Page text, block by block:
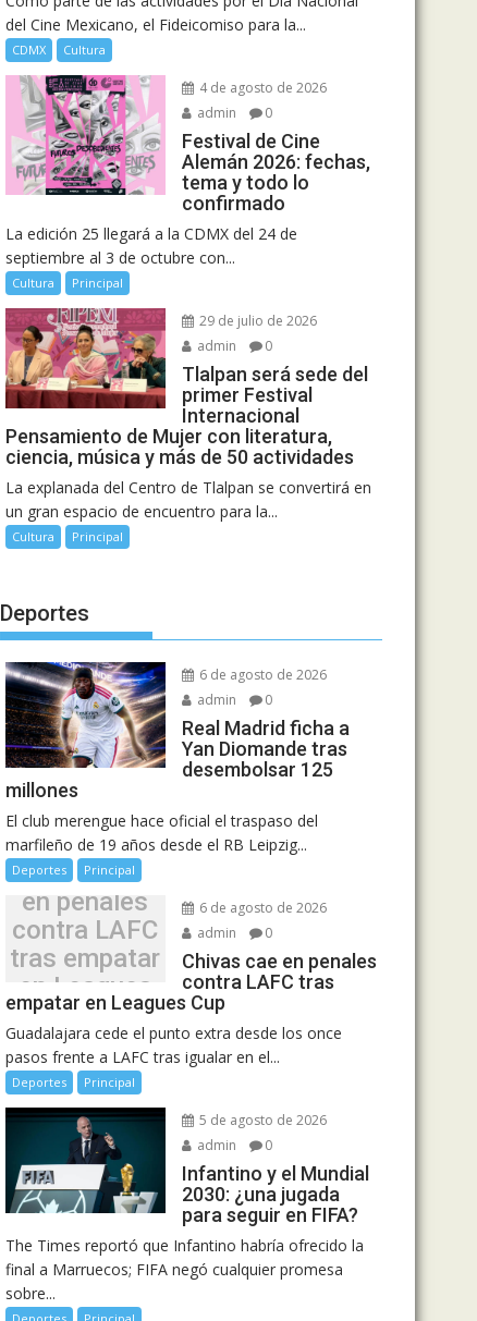
del Cine Mexicano, el Fideicomiso para la...
CDMX Cultura
4 de agosto de 2026
admin
0
Festival de Cine
Alemán 2026: fechas,
tema y todo lo
confirmado
La edición 25 llegará a la CDMX del 24 de
septiembre al 3 de octubre con...
Cultura Principal
29 de julio de 2026
admin
0
Tlalpan será sede del
primer Festival
Internacional
Pensamiento de Mujer con literatura,
ciencia, música y más de 50 actividades
La explanada del Centro de Tlalpan se convertirá en
un gran espacio de encuentro para la...
Cultura Principal
Deportes
6 de agosto de 2026
admin
0
Real Madrid ficha a
Yan Diomande tras
desembolsar 125
millones
El club merengue hace oficial el traspaso del
marfileño de 19 años desde el RB Leipzig...
Deportes Principal
Chivas cae
en penales
contra LAFC
tras empatar
en Leagues
Cup
6 de agosto de 2026
admin
0
Chivas cae en penales
contra LAFC tras
empatar en Leagues Cup
Guadalajara cede el punto extra desde los once
pasos frente a LAFC tras igualar en el...
Deportes Principal
5 de agosto de 2026
admin
0
Infantino y el Mundial
2030: ¿una jugada
para seguir en FIFA?
The Times reportó que Infantino habría ofrecido la
final a Marruecos; FIFA negó cualquier promesa
sobre...
Deportes Principal